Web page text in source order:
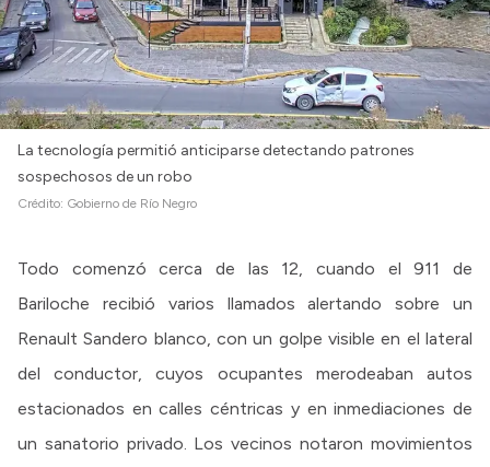
La tecnología permitió anticiparse detectando patrones
sospechosos de un robo
Crédito: Gobierno de Río Negro
Todo comenzó cerca de las 12, cuando el 911 de
Bariloche recibió varios llamados alertando sobre un
Renault Sandero blanco, con un golpe visible en el lateral
del conductor, cuyos ocupantes merodeaban autos
estacionados en calles céntricas y en inmediaciones de
un sanatorio privado. Los vecinos notaron movimientos